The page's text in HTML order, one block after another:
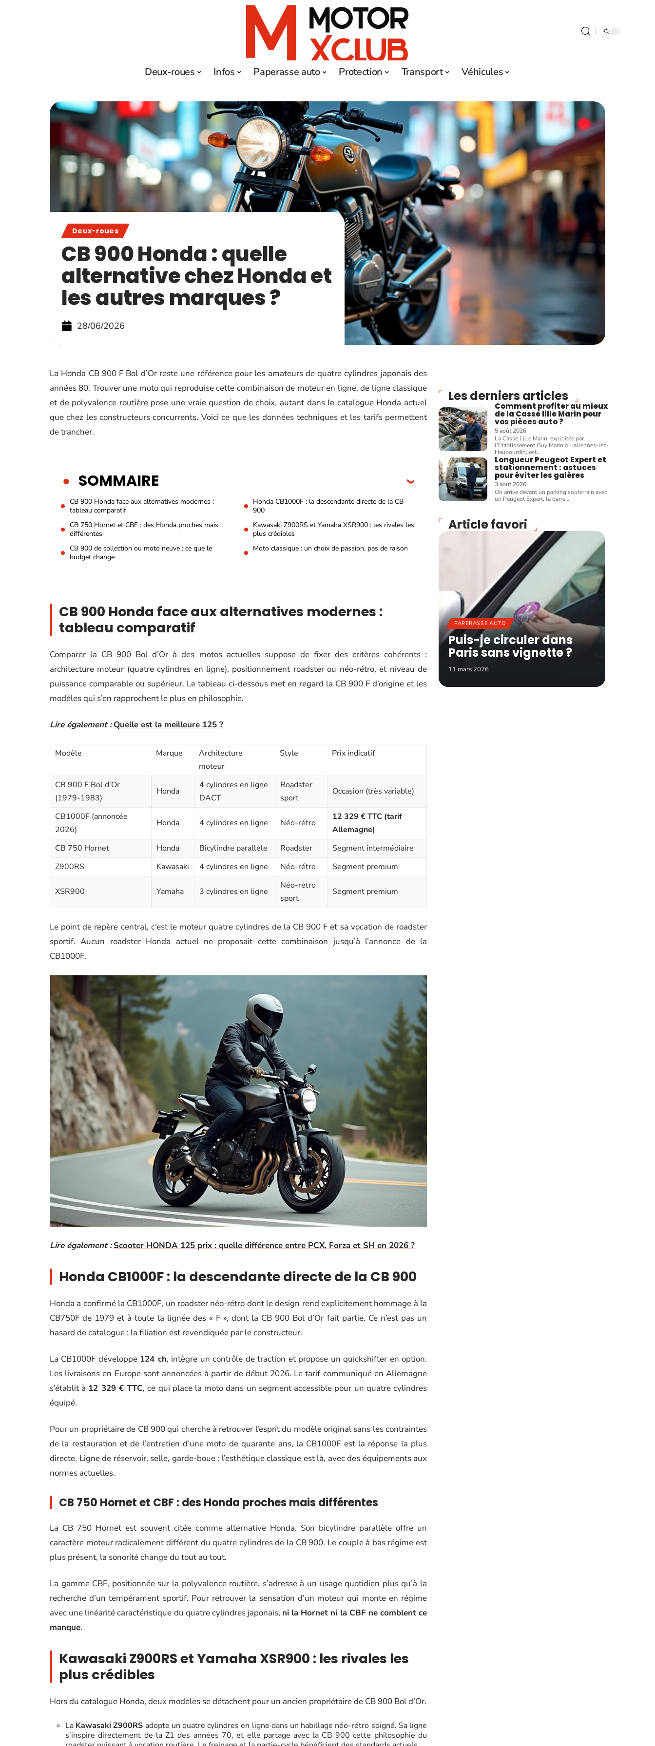
Deux-roues Infos Paperasse auto Protection Transport Véhicules
Deux-roues
CB 900 Honda : quelle
alternative chez Honda et
les autres marques ?
28/06/2026
La Honda CB 900 F Bol d’Or reste une référence pour les amateurs de quatre cylindres japonais des
années 80. Trouver une moto qui reproduise cette combinaison de moteur en ligne, de ligne classique
et de polyvalence routière pose une vraie question de choix, autant dans le catalogue Honda actuel
que chez les constructeurs concurrents. Voici ce que les données techniques et les tarifs permettent
de trancher.
SOMMAIRE
CB 900 Honda face aux alternatives modernes :
tableau comparatif
Honda CB1000F : la descendante directe de la CB
900
CB 750 Hornet et CBF : des Honda proches mais
différentes
Kawasaki Z900RS et Yamaha XSR900 : les rivales les
plus crédibles
CB 900 de collection ou moto neuve : ce que le
budget change
Moto classique : un choix de passion, pas de raison
CB 900 Honda face aux alternatives modernes :
tableau comparatif
Comparer la CB 900 Bol d’Or à des motos actuelles suppose de fixer des critères cohérents :
architecture moteur (quatre cylindres en ligne), positionnement roadster ou néo-rétro, et niveau de
puissance comparable ou supérieur. Le tableau ci-dessous met en regard la CB 900 F d’origine et les
modèles qui s’en rapprochent le plus en philosophie.
Lire également : Quelle est la meilleure 125 ?
Modèle Marque
Architecture
moteur
Style Prix indicatif
CB 900 F Bol d’Or
(1979-1983)
Honda
4 cylindres en ligne
DACT
Roadster
sport
Occasion (très variable)
CB1000F (annoncée
2026)
Honda 4 cylindres en ligne Néo-rétro
12 329 € TTC (tarif
Allemagne)
CB 750 Hornet
Honda Bicylindre parallèle Roadster
Segment intermédiaire
Z900RS
Kawasaki 4 cylindres en ligne Néo-rétro Segment premium
XSR900 Yamaha 3 cylindres en ligne
Néo-rétro
sport
Segment premium
Le point de repère central, c’est le moteur quatre cylindres de la CB 900 F et sa vocation de roadster
sportif. Aucun roadster Honda actuel ne proposait cette combinaison jusqu’à l’annonce de la
CB1000F.
Lire également : Scooter HONDA 125 prix : quelle différence entre PCX, Forza et SH en 2026 ?
Honda CB1000F : la descendante directe de la CB 900
Honda a confirmé la CB1000F, un roadster néo-rétro dont le design rend explicitement hommage à la
CB750F de 1979 et à toute la lignée des « F », dont la CB 900 Bol d’Or fait partie. Ce n’est pas un
hasard de catalogue : la filiation est revendiquée par le constructeur.
La CB1000F développe 124 ch, intègre un contrôle de traction et propose un quickshifter en option.
Les livraisons en Europe sont annoncées à partir de début 2026. Le tarif communiqué en Allemagne
s’établit à 12 329 € TTC, ce qui place la moto dans un segment accessible pour un quatre cylindres
équipé.
Pour un propriétaire de CB 900 qui cherche à retrouver l’esprit du modèle original sans les contraintes
de la restauration et de l’entretien d’une moto de quarante ans, la CB1000F est la réponse la plus
directe. Ligne de réservoir, selle, garde-boue : l’esthétique classique est là, avec des équipements aux
normes actuelles.
CB 750 Hornet et CBF : des Honda proches mais différentes
La CB 750 Hornet est souvent citée comme alternative Honda. Son bicylindre parallèle offre un
caractère moteur radicalement différent du quatre cylindres de la CB 900. Le couple à bas régime est
plus présent, la sonorité change du tout au tout.
La gamme CBF, positionnée sur la polyvalence routière, s’adresse à un usage quotidien plus qu’à la
recherche d’un tempérament sportif. Pour retrouver la sensation d’un moteur qui monte en régime
avec une linéarité caractéristique du quatre cylindres japonais, ni la Hornet ni la CBF ne comblent ce
manque.
Kawasaki Z900RS et Yamaha XSR900 : les rivales les
plus crédibles
Hors du catalogue Honda, deux modèles se détachent pour un ancien propriétaire de CB 900 Bol d’Or.
La Kawasaki Z900RS adopte un quatre cylindres en ligne dans un habillage néo-rétro soigné. Sa ligne
s’inspire directement de la Z1 des années 70, et elle partage avec la CB 900 cette philosophie du
Les derniers articles
Comment profiter au mieux
de la Casse lille Marin pour
vos pièces auto ?
5 août 2026
La Casse Lille Marin, exploitée par
l'Établissement Guy Marin à Hallennes-lez-
Haubourdin, est…
Longueur Peugeot Expert et
stationnement : astuces
pour éviter les galères
3 août 2026
On arrive devant un parking souterrain avec
un Peugeot Expert, la barre…
Article favori
PAPERASSE AUTO
Puis-je circuler dans
Paris sans vignette ?
11 mars 2026